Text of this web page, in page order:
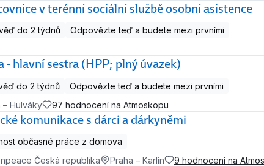
v terénní sociální službě osobní asistence
do 2 týdnů
Odpovězte teď a budete mezi prvními
- hlavní sestra (HPP; plný úvazek)
do 2 týdnů
Odpovězte teď a budete mezi prvními
– Hulváky 97 hodnocení na Atmoskopu
komunikace s dárci a dárkyněmi
občasné práce z domova
Česká republika
Praha – Karlín 9 hodnocení na